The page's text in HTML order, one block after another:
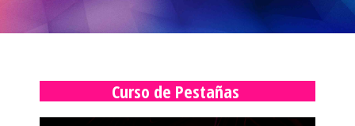
Curso de Pestañas